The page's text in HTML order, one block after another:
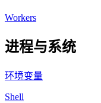
Workers
进程与系统
环境变量
Shell